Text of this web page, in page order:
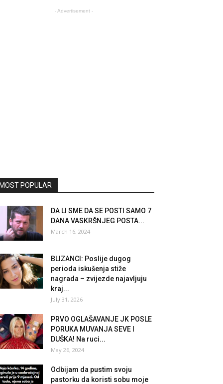
- Advertisement -
POPULAR
DA LI SME DA SE POSTI SAMO 7
DANA VASKRŠNJEG POSTA...
March 16, 2024
BLIZANCI: Poslije dugog
perioda iskušenja stiže
nagrada – zvijezde najavljuju
kraj...
July 31, 2026
PRVO OGLAŠAVANJE JK POSLE
PORUKA MUVANJA SEVE I
DUŠKA! Na ruci...
May 26, 2024
Odbijam da pustim svoju
pastorku da koristi sobu moje